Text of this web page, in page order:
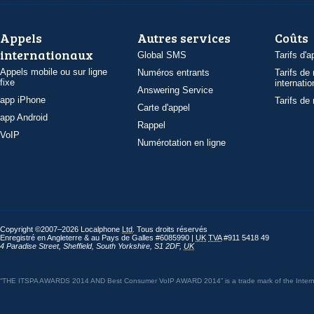
Appels
internationaux
Appels mobile ou sur ligne
fixe
app iPhone
app Android
VoIP
Autres services
Global SMS
Numéros entrants
Answering Service
Carte d'appel
Rappel
Numérotation en ligne
Coûts
Tarifs
Tarifs de
Tarifs de
Copyright ©2007–2026 Localphone Ltd . Tous droits réservés
Enregistré en Angleterre & au Pays de Galles #6085990 | UK TVA#911 5418 49
4 Paradise Street, Sheffield, South Yorkshire S1 2DF, UK
“THE ITSPA AWARDS 2014 AND Best Consumer VoIP AWARD 2014” is a trade mark of the